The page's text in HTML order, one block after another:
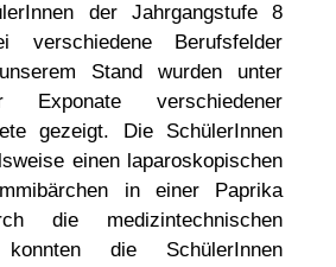
der Jahrgangstufe 8
verschiedene Berufsfelder
Stand wurden unter
Exponate verschiedener
gezeigt. Die SchülerInnen
einen laparoskopischen
in einer Paprika
die medizintechnischen
konnten die SchülerInnen